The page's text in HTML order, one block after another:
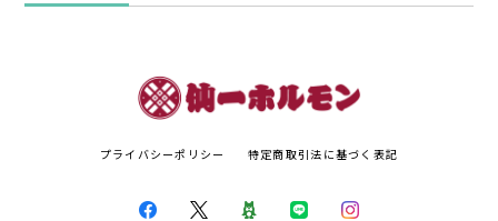
プライバシーポリシー 特定商取引法に基づく表記